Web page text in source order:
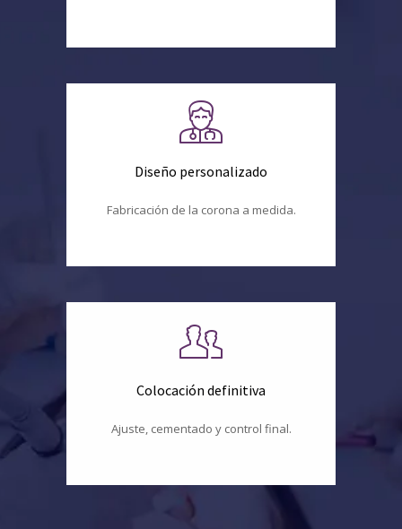
Diseño personalizado
Fabricación de la corona a medida.
Colocación definitiva
Ajuste, cementado y control final.